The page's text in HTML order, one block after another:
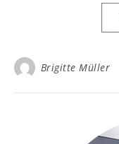
Brigitte Müller